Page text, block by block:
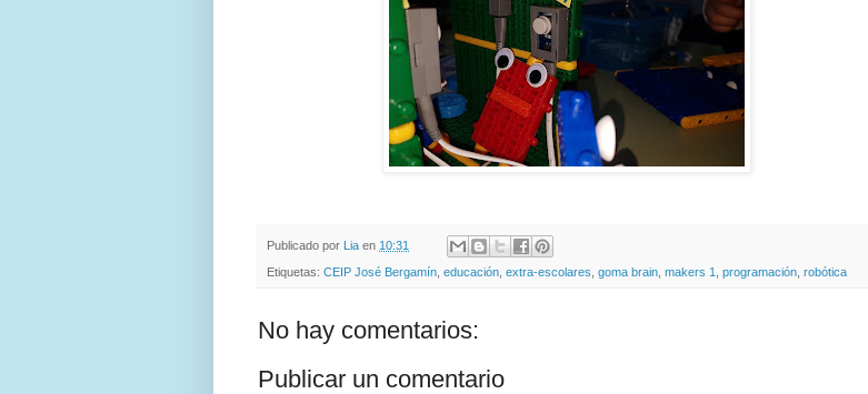
Publicado por Lia en 10:31
Etiquetas: CEIP José Bergamín educación extra-escolares goma brain makers 1 programación robótica
No hay comentarios:
Publicar un comentario